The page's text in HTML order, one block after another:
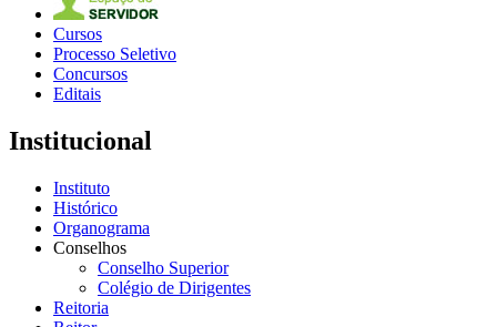
Cursos
Processo Seletivo
Concursos
Editais
Institucional
Instituto
Histórico
Organograma
Conselhos
Conselho Superior
Colégio de Dirigentes
Reitoria